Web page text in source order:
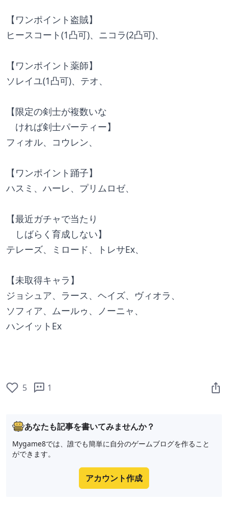
【ワンポイント盗賊】
ヒースコート(1凸可)、ニコラ(2凸可)、
【ワンポイント薬師】
ソレイユ(1凸可)、テオ、
【限定の剣士が複数いな
ければ剣士パーティー】
フィオル、コウレン、
【ワンポイント踊子】
ハスミ、ハーレ、プリムロゼ、
【最近ガチャで当たり
しばらく育成しない】
テレーズ、ミロード、トレサEx、
【未取得キャラ】
ジョシュア、ラース、ヘイズ、ヴィオラ、
ソフィア、ムールゥ、ノーニャ、
ハンイットEx
5 1
あなたも記事を書いてみませんか？
Mygame8では、誰でも簡単に自分のゲームブログを作ること
ができます。
アカウント作成